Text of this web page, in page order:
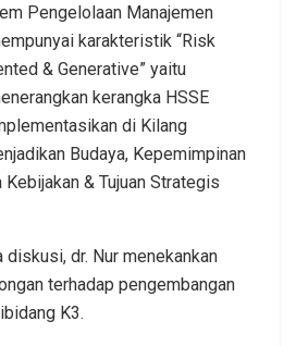
Pengelolaan Manajemen
karakteristik “Risk
& Generative” yaitu
kerangka HSSE
di Kilang
Budaya, Kepemimpinan
& Tujuan Strategis
diskusi, dr. Nur menekankan
terhadap pengembangan
K3.